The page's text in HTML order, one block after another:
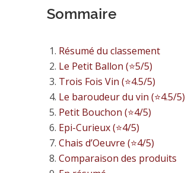
Sommaire
Résumé du classement
Le Petit Ballon (⭐5/5)
Trois Fois Vin (⭐4.5/5)
Le baroudeur du vin (⭐4.5/5)
Petit Bouchon (⭐4/5)
Epi-Curieux (⭐4/5)
Chais d’Oeuvre (⭐4/5)
Comparaison des produits